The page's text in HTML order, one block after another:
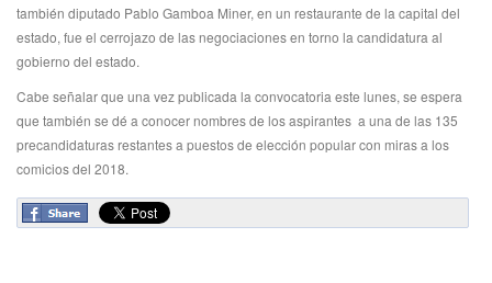
también diputado Pablo Gamboa Miner, en un restaurante de la capital del
estado, fue el cerrojazo de las negociaciones en torno la candidatura al
gobierno del estado.
Cabe señalar que una vez publicada la convocatoria este lunes, se espera
que también se dé a conocer nombres de los aspirantes a una de las 135
precandidaturas restantes a puestos de elección popular con miras a los
comicios del 2018.